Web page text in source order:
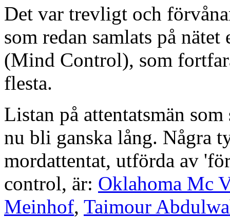
Det var trevligt och
som redan samlats på
(Mind Control), som
flesta.
Listan på attentatsmän
nu bli ganska lång. Några
mordattentat, utförda av
control, är: Oklahoma Mc
Meinhof, Taimour